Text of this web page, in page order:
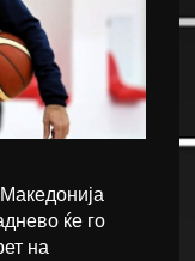
ќе го
на